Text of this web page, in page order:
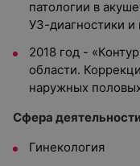
патологии в
УЗ-диагностики и
2018 год -
области.
наружных
Сфера
Гинекология